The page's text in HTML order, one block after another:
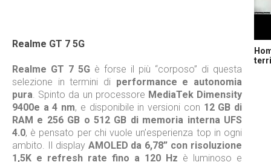
Realme GT 7 5G
Realme GT 7 5G è forse il più “corposo” di questa
selezione in termini di performance e autonomia
pura. Spinto da un processore MediaTek Dimensity
9400e a 4 nm, e disponibile in versioni con 12 GB di
RAM e 256 GB o 512 GB di memoria interna UFS
4.0, è pensato per chi vuole un’esperienza top in ogni
ambito. Il display AMOLED da 6,78” con risoluzione
1,5K e refresh rate fino a 120 Hz è luminoso e